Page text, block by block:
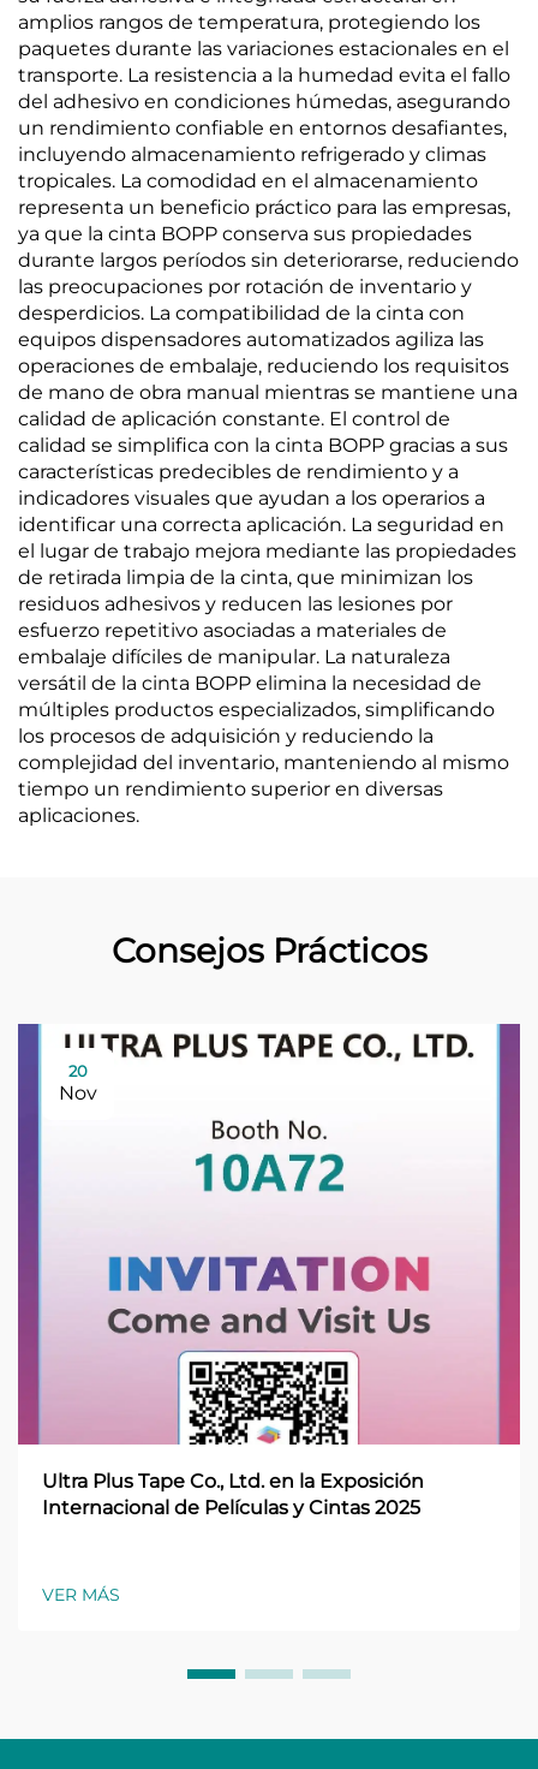
amplios rangos de temperatura, protegiendo los
paquetes durante las variaciones estacionales en el
transporte. La resistencia a la humedad evita el fallo
del adhesivo en condiciones húmedas, asegurando
un rendimiento confiable en entornos desafiantes,
incluyendo almacenamiento refrigerado y climas
tropicales. La comodidad en el almacenamiento
representa un beneficio práctico para las empresas,
ya que la cinta BOPP conserva sus propiedades
durante largos períodos sin deteriorarse, reduciendo
las preocupaciones por rotación de inventario y
desperdicios. La compatibilidad de la cinta con
equipos dispensadores automatizados agiliza las
operaciones de embalaje, reduciendo los requisitos
de mano de obra manual mientras se mantiene una
calidad de aplicación constante. El control de
calidad se simplifica con la cinta BOPP gracias a sus
características predecibles de rendimiento y a
indicadores visuales que ayudan a los operarios a
identificar una correcta aplicación. La seguridad en
el lugar de trabajo mejora mediante las propiedades
de retirada limpia de la cinta, que minimizan los
residuos adhesivos y reducen las lesiones por
esfuerzo repetitivo asociadas a materiales de
embalaje difíciles de manipular. La naturaleza
versátil de la cinta BOPP elimina la necesidad de
múltiples productos especializados, simplificando
los procesos de adquisición y reduciendo la
complejidad del inventario, manteniendo al mismo
tiempo un rendimiento superior en diversas
aplicaciones.
Consejos Prácticos
20
Nov
Ultra Plus Tape Co., Ltd. en la Exposición
Internacional de Películas y Cintas 2025
VER MÁS